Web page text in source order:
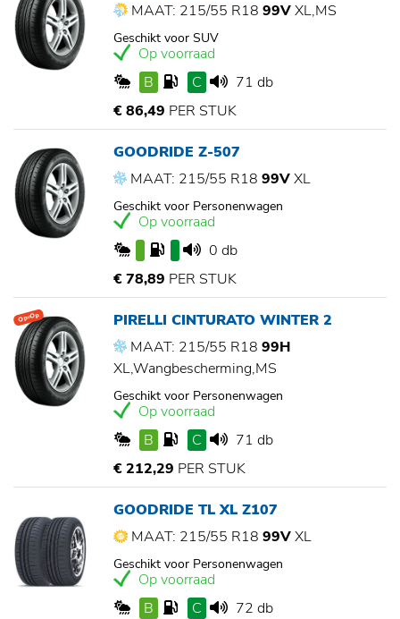
MAAT: 215/55 R18 99VXL,MS
Geschikt voor SUV
Op voorraad
B
C
71 db
€ 86,49 PER STUK
GOODRIDE Z-507
MAAT: 215/55 R18 99VXL
Geschikt voor Personenwagen
Op voorraad
0 db
€ 78,89 PER STUK
Op=Op
PIRELLI CINTURATO WINTER 2
MAAT: 215/55 R18 99H
XL,Wangbescherming,MS
Geschikt voor Personenwagen
Op voorraad
B
C
71 db
€ 212,29 PER STUK
GOODRIDE TL XL Z107
MAAT: 215/55 R18 99VXL
Geschikt voor Personenwagen
Op voorraad
B
C
72 db